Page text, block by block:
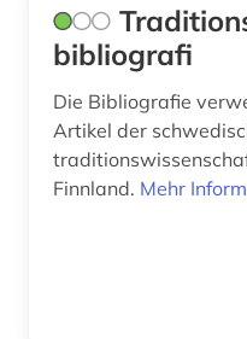
bibliografi
Die Bibliografie
Artikel der
Finnland. Mehr